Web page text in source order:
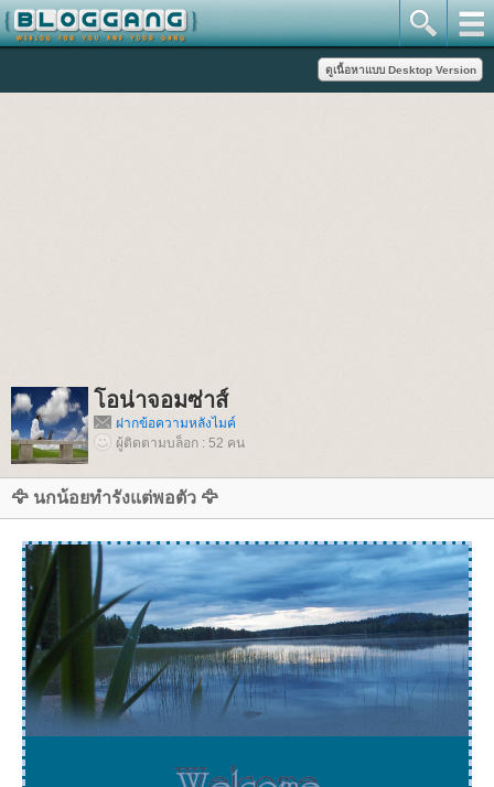
อน่าจอมซ่าส์
ฝากข้อความหลังไมค์
ผู้ติดตามบล็อก : 52 คน
🦅 นกน้อยทำรังแต่พอตัว 🦅